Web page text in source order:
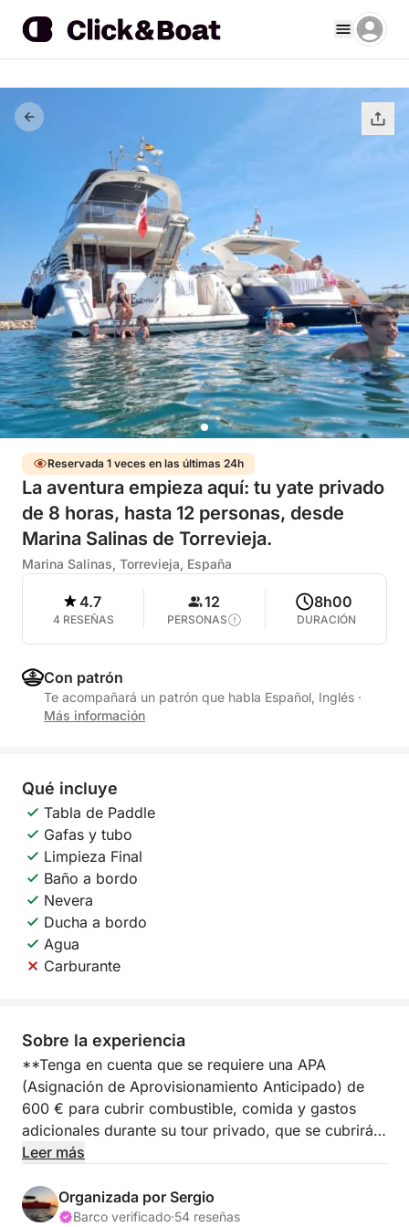
Reservada 1 veces en las últimas 24h
La aventura empieza aquí: tu yate privado
de 8 horas, hasta 12 personas, desde
Marina Salinas de Torrevieja.
Marina Salinas, Torrevieja, España
4.7
4 RESEÑAS
12
PERSONAS
8h00
DURACIÓN
Con patrón
Te acompañará un patrón que habla Español, Inglés ·
Más información
Qué incluye
Tabla de Paddle
Gafas y tubo
Limpieza Final
Baño a bordo
Nevera
Ducha a bordo
Agua
Carburante
Sobre la experiencia
**Tenga en cuenta que se requiere una APA
(Asignación de Aprovisionamiento Anticipado) de
600 € para cubrir combustible, comida y gastos
adicionales durante su tour privado, que se cubrirán
en el puerto.**
Embárquese en una experiencia de día completo en
yate desde Marina Salinas de Torrevieja, donde el
Leer más
Organizada por Sergio
Barco verificado·54 reseñas